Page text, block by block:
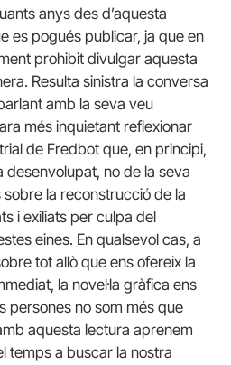
anys des d’aquesta
es pogués publicar, ja que en
prohibit divulgar aquesta
Resulta sinistra la conversa
amb la seva veu
més inquietant reflexionar
de Fredbot que, en principi,
desenvolupat, no de la seva
la reconstrucció de la
i exiliats per culpa del
eines. En qualsevol cas, a
tot allò que ens ofereix la
la novel·la gràfica ens
persones no som més que
aquesta lectura aprenem
temps a buscar la nostra